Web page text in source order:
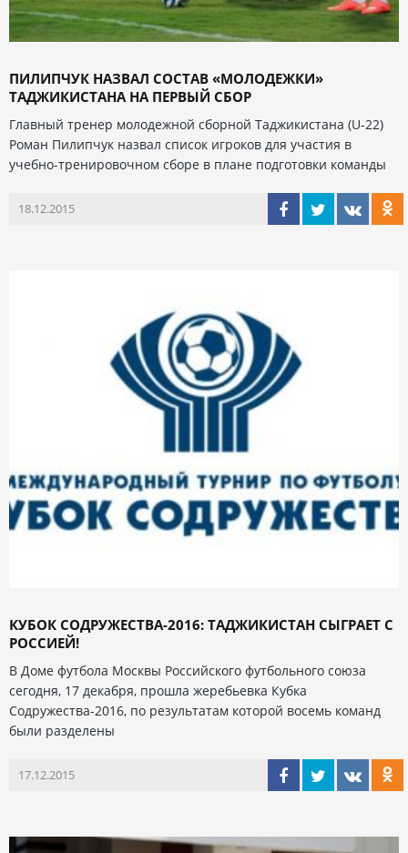
ПИЛИПЧУК НАЗВАЛ СОСТАВ «МОЛОДЕЖКИ»
ТАДЖИКИСТАНА НА ПЕРВЫЙ СБОР
Главный тренер молодежной сборной Таджикистана (U-22)
Роман Пилипчук назвал список игроков для участия в
учебно-тренировочном сборе в плане подготовки команды
18.12.2015
КУБОК СОДРУЖЕСТВА-2016: ТАДЖИКИСТАН СЫГРАЕТ С
РОССИЕЙ!
В Доме футбола Москвы Российского футбольного союза
сегодня, 17 декабря, прошла жеребьевка Кубка
Содружества-2016, по результатам которой восемь команд
были разделены
17.12.2015